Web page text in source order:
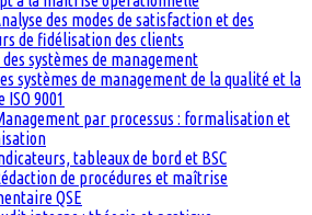
des modes de satisfaction et des
de fidélisation des clients
systèmes de management
systèmes de management de la qualité et la
ISO 9001
par processus : formalisation et
tableaux de bord et BSC
de procédures et maîtrise
QSE